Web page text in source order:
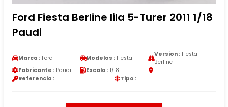
Ford Fiesta Berline lila 5-Turer 2011 1/18
Paudi
Marca : Ford Modelos : Fiesta
Version :Fiesta
Berline
Fabricante : Paudi Escala : 1/18
Referencia :
Tipo :